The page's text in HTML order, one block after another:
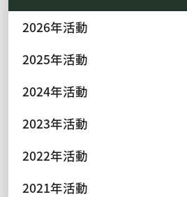
2026年活動
2025年活動
2024年活動
2023年活動
2022年活動
2021年活動